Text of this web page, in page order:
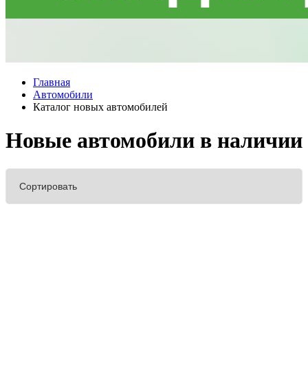
Главная
Автомобили
Каталог новых автомобилей
Новые автомобили в наличии